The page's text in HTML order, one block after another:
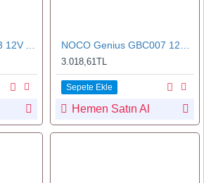
3.018,61TL
Sepete Ekle
Hemen Satın Al